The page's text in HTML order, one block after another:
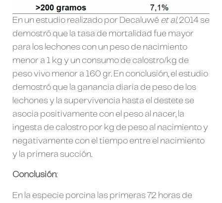
En un estudio realizado por Decaluwé et al, 2014 se
demostró que la tasa de mortalidad fue mayor
para los lechones con un peso de nacimiento
menor a 1 kg y un consumo de calostro/kg de
peso vivo menor a 160 gr. En conclusión, el estudio
demostró que la ganancia diaria de peso de los
lechones y la supervivencia hasta el destete se
asocia positivamente con el peso al nacer, la
ingesta de calostro por kg de peso al nacimiento y
negativamente con el tiempo entre el nacimiento
y la primera succión.
Conclusión:
En la especie porcina las primeras 72 horas de